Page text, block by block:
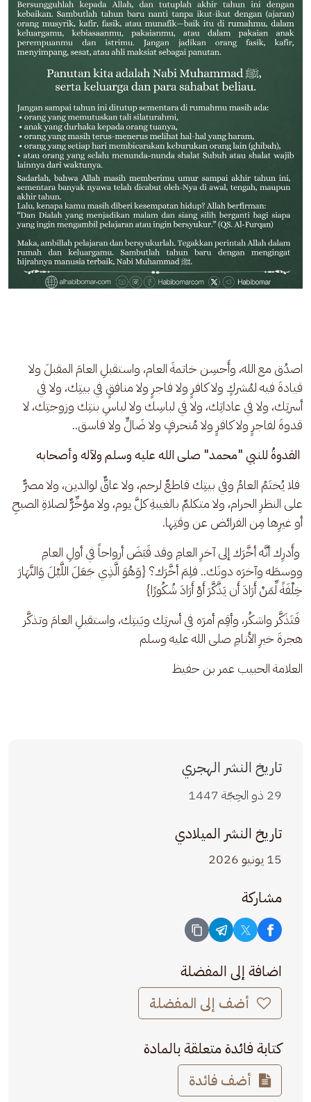
اصدُق مع الله، وأَحسِن خاتمةَ العام، واستقبلِ العامَ المقبلَ ولا
قيادةَ فيه لمُشركٍ ولا كافرٍ ولا فاجرٍ ولا منافقٍ في بيتِك، ولا في
أسرتِك، ولا في عاداتِك، ولا في لباسِك ولا لباسِ بنتِك وزوجتِك، لا
قدوةَ لفاجرٍ ولا كافرٍ ولا مُنحرفٍ ولا ضَالٍّ ولا فاسق..
القدوةُ للنبي "محمد" صلى الله عليه وسلم ولآله وأصحابه
فلا يُختَمُ العامُ وفي بيتِك قاطعٌ لرحم، ولا عاقٌّ لوالدين، ولا مصرٌّ
على النظرِ الحرام، ولا متكلمٌ بالغيبةِ كلَّ يوم، ولا مؤخِّرٌّ لصلاةِ الصبحِ
أو غيرِها مِن الفرائض عن وقتِها.
وأَدرِك أنَّه أخَّرَك إلى آخرِ العامِ وقد قَبَضَ أرواحاً في أولِ العامِ
ووسطَه وآخرَه دونَك.. فلِمَ أخَّرَك؟ {وَهُوَ الَّذِي جَعَلَ اللَّيْلَ وَالنَّهَارَ
خِلْفَةً لِّمَنْ أَرَادَ أَن يَذَّكَّرَ أَوْ أَرَادَ شُكُورًا}
فَتَذَكَّر واشكُر، وأقِم أمرَه في أسرتِك وبَيتِك، واستقبلِ العامَ وتذكَّر
هجرةَ خيرِ الأنامِ صلى الله عليه وسلم
العلامة الحبيب عمر بن حفيظ
تاريخ النشر الهجري
29 ذو الحِجّة 1447
تاريخ النشر الميلادي
15 يونيو 2026
مشاركة
اضافة إلى المفضلة
أضف إلى المفضلة
كتابة فائدة متعلقة بالمادة
أضف فائدة